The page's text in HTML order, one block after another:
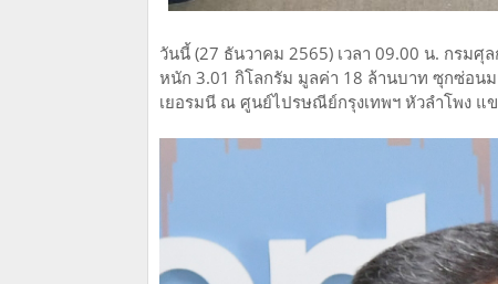
วันนี้ (27 ธันวาคม 2565) เวลา 09.00 น. กรมศุ
หนัก 3.01 กิโลกรัม มูลค่า 18 ล้านบาท ซุกซ่อน
เยอรมนี ณ ศูนย์ไปรษณีย์กรุงเทพฯ หัวลำโพง แ